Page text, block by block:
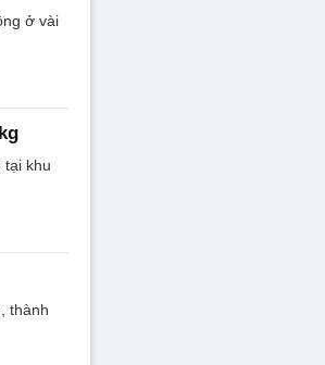
ở vài
tại khu
thành